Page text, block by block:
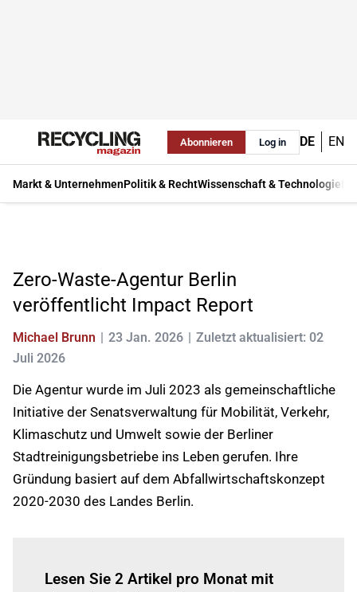
Abonnieren Log in DE EN
Markt & UnternehmenPolitik & RechtWissenschaft & Technologie
Zero-Waste-Agentur Berlin
veröffentlicht Impact Report
Michael Brunn 23 Jan. 2026
Zuletzt aktualisiert: 02
Juli 2026
Die Agentur wurde im Juli 2023 als gemeinschaftliche
Initiative der Senatsverwaltung für Mobilität, Verkehr,
Klimaschutz und Umwelt sowie der Berliner
Stadtreinigungsbetriebe ins Leben gerufen. Ihre
Gründung basiert auf dem Abfallwirtschaftskonzept
2020-2030 des Landes Berlin.
Lesen Sie 2 Artikel pro Monat mit